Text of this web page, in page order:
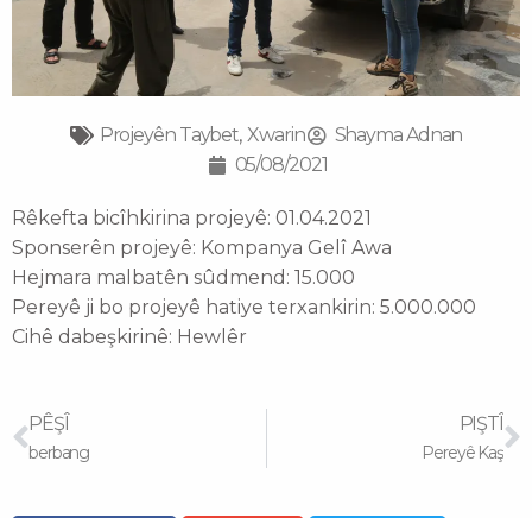
Projeyên Taybet,Xwarin
Shayma Adnan
05/08/2021
Rêkefta bicîhkirina projeyê: 01.04.2021
Sponserên projeyê: Kompanya Gelî Awa
Hejmara malbatên sûdmend: 15.000
Pereyê ji bo projeyê hatiye terxankirin: 5.000.000
Cihê dabeşkirinê: Hewlêr
Prev
PÊŞÎ
berbang
PIŞTÎ
Pereyê Kaş